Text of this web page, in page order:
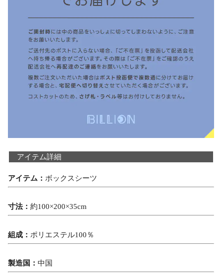
アイテム詳細
アイテム： ボックスシーツ
寸法： 約100×200×35cm
組成： ポリエステル100％
製造国： 中国